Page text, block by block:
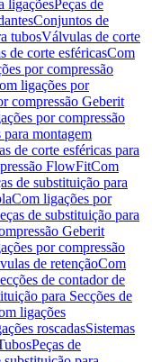
ligaçõesPeças de
Conjuntos de
tubosVálvulas de corte
de corte esféricasCom
por compressão
ligações por
compressão Geberit
por compressão
montagem
de corte esféricas para
FlowFitCom
de substituição para
Com ligações por
de substituição para
Geberit
por compressão
de retençãoCom
de contador de
para Secções de
ligações
roscadasSistemas
Peças de